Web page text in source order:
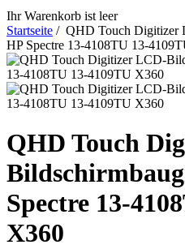
Ihr Warenkorb ist leer
Startseite / QHD Touch Digitizer
HP Spectre 13-4108TU 13-
QHD Touch
Spectre 13-
X360